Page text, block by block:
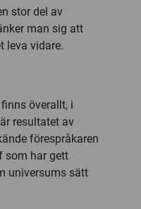
stor del av
man sig att
leva vidare.
överallt, i
resultatet av
förespråkaren
som har gett
universums sätt